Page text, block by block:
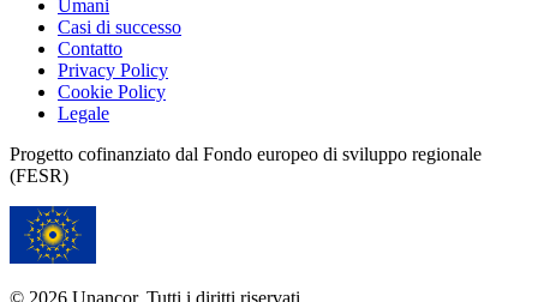
Umani
Casi di successo
Contatto
Privacy Policy
Cookie Policy
Legale
Progetto cofinanziato dal Fondo europeo di sviluppo regionale
(FESR)
© 2026 Unancor. Tutti i diritti riservati